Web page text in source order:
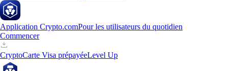
Application Crypto.comPour les utilisateurs du quotidien
Commencer
CryptoCarte Visa prépayéeLevel Up